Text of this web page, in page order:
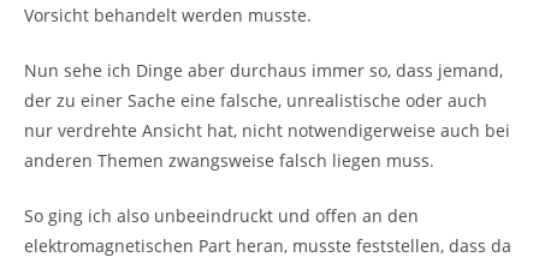
Vorsicht behandelt werden musste.
Nun sehe ich Dinge aber durchaus immer so, dass jemand,
der zu einer Sache eine falsche, unrealistische oder auch
nur verdrehte Ansicht hat, nicht notwendigerweise auch bei
anderen Themen zwangsweise falsch liegen muss.
So ging ich also unbeeindruckt und offen an den
elektromagnetischen Part heran, musste feststellen, dass da